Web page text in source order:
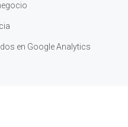
en Google Analytics